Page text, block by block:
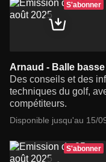
S'abonner
Arnaud - Balle basse
Des conseils et des
techniques du golf,
compétiteurs.
Disponible jusqu'au 15/
S'abonner